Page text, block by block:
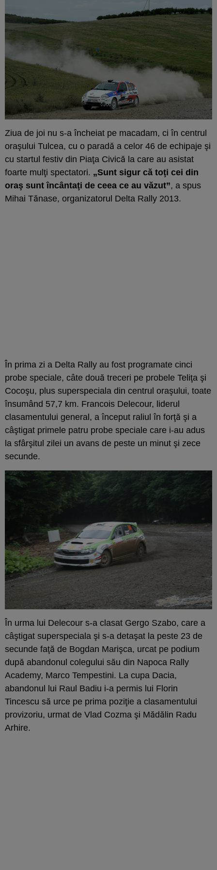
Ziua de joi nu s-a încheiat pe macadam, ci în centrul
oraşului Tulcea, cu o paradă a celor 46 de echipaje şi
cu startul festiv din Piaţa Civică la care au asistat
foarte mulţi spectatori. „Sunt sigur că toţi cei din
oraş sunt încântaţi de ceea ce au văzut”, a spus
Mihai Tănase, organizatorul Delta Rally 2013.
În prima zi a Delta Rally au fost programate cinci
probe speciale, câte două treceri pe probele Teliţa şi
Cocoşu, plus superspeciala din centrul oraşului, toate
însumând 57,7 km. Francois Delecour, liderul
clasamentului general, a început raliul în forţă şi a
câştigat primele patru probe speciale care i-au adus
la sfârşitul zilei un avans de peste un minut şi zece
secunde.
În urma lui Delecour s-a clasat Gergo Szabo, care a
câştigat superspeciala şi s-a detaşat la peste 23 de
secunde faţă de Bogdan Marişca, urcat pe podium
după abandonul colegului său din Napoca Rally
Academy, Marco Tempestini. La cupa Dacia,
abandonul lui Raul Badiu i-a permis lui Florin
Tincescu să urce pe prima poziţie a clasamentului
provizoriu, urmat de Vlad Cozma şi Mădălin Radu
Arhire.